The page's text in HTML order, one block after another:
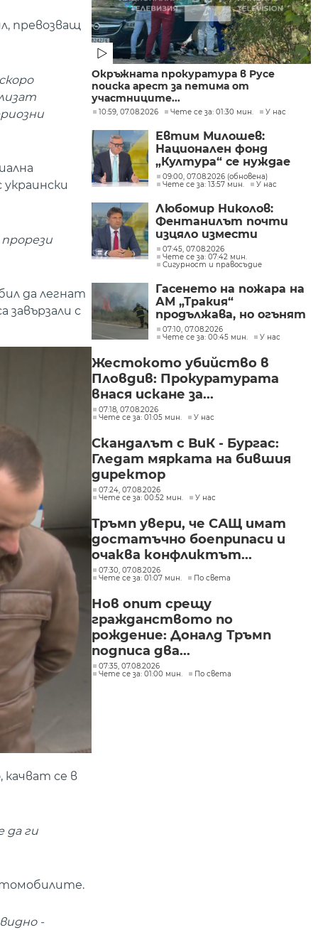
превозващ
да легнат
с
се в
да ги
-
Окръжната прокуратура в Русе
поиска арест за петима от
участниците...
10:59, 07.08.2026 Чете се за: 01:30 мин. У нас
Евтим Милошев:
Национален фонд
„Култура“ се нуждае
от законодателна
реформа, а процесите в
министерството ще
бъдат максимално
прозрачни
09:00, 07.08.2026 (обновена)
Чете се за: 13:57 мин.
У нас
Любомир Николов:
Фентанилът почти
изцяло измести
хероина, възможно е
разбитата
лаборатория да е
единствената у нас
07:45, 07.08.2026
Чете се за: 07:42 мин.
Сигурност и правосъдие
Гасенето на пожара на
АМ „Тракия“
продължава, но огънят
е локализиран
07:10, 07.08.2026
Чете се за: 00:45 мин.
У нас
Жестокото убийство в
Пловдив: Прокуратурата
внася искане за...
07:18, 07.08.2026
Чете се за: 01:05 мин.
У нас
Скандалът с ВиК - Бургас:
Гледат мярката на бившия
директор
07:24, 07.08.2026
Чете се за: 00:52 мин.
У нас
Тръмп увери, че САЩ имат
достатъчно боеприпаси и
очаква конфликтът...
07:30, 07.08.2026
Чете се за: 01:07 мин.
По света
Нов опит срещу
гражданството по
рождение: Доналд Тръмп
подписа два...
07:35, 07.08.2026
Чете се за: 01:00 мин.
По света